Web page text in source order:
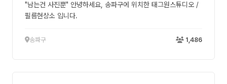
"남는건 사진뿐" 안녕하세요, 송파구에 위치한 태그원스튜디오 /
필름현상소 입니다.
송파구 1,486